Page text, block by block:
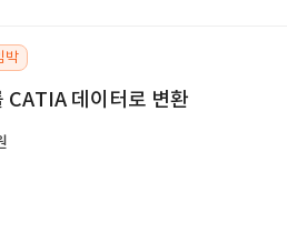
박
데이터로 변환